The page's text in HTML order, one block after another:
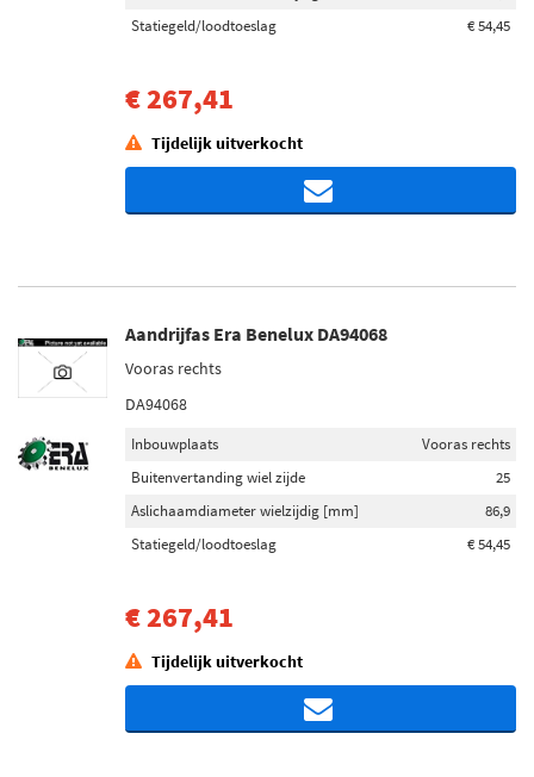
Statiegeld/loodtoeslag
€ 54,45
€ 267,41
Tijdelijk uitverkocht
Aandrijfas Era Benelux DA94068
Vooras rechts
DA94068
Inbouwplaats
Vooras rechts
Buitenvertanding wiel zijde
25
Aslichaamdiameter wielzijdig [mm]
86,9
Statiegeld/loodtoeslag
€ 54,45
€ 267,41
Tijdelijk uitverkocht